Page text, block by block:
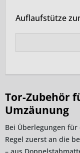
Auflaufstütze
Tor-Zubehör
Umzäunung
Bei Überlegungen
Regel zuerst an die